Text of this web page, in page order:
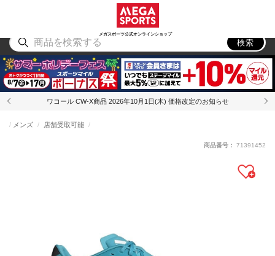
メガスポーツ公式オンラインショップ
アウトドア
検索
ワコール CW-X商品 2026年10月1日(木) 価格改定のお知らせ
メンズ 店舗受取可能
商品番号： 71391452